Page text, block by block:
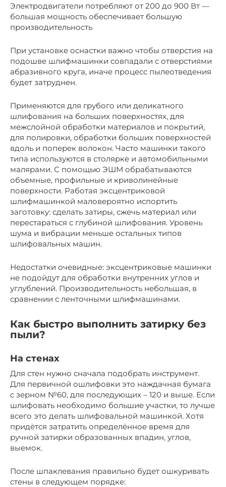
Электродвигатели потребляют от 200 до 900 Вт —
большая мощность обеспечивает большую
производительность
При установке оснастки важно чтобы отверстия на
подошве шлифмашинки совпадали с отверстиями
абразивного круга, иначе процесс пылеотведения
будет затруднен.
Применяются для грубого или деликатного
шлифования на больших поверхностях, для
межслойной обработки материалов и покрытий,
для полировки, обработки больших поверхностей
вдоль и поперек волокон. Часто машинки такого
типа используются в столярке и автомобильными
малярами. С помощью ЭШМ обрабатываются
объемные, профильные и криволинейные
поверхности. Работая эксцентриковой
шлифмашинкой маловероятно испортить
заготовку: сделать затиры, сжечь материал или
перестараться с глубиной шлифования. Уровень
шума и вибрации меньше остальных типов
шлифовальных машин.
Недостатки очевидные: эксцентриковые машинки
не подойдут для обработки внутренних углов и
углублений. Производительность небольшая, в
сравнении с ленточными шлифмашинами.
Как быстро выполнить затирку без
пыли?
На стенах
Для стен нужно сначала подобрать инструмент.
Для первичной ошлифовки это наждачная бумага
с зерном №60, для последующих – 120 и выше. Если
шлифовать необходимо большие участки, то лучше
всего это делать шлифовальной машинкой. Хотя
придётся затратить определённое время для
ручной затирки образованных впадин, углов,
выемок.
После шпаклевания правильно будет ошкуривать
стены в следующем порядке: